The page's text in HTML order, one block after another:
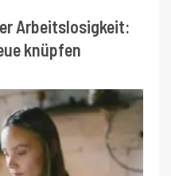
Arbeitslosigkeit:
knüpfen